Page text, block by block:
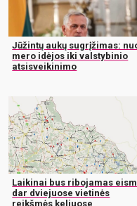
Jūžintų aukų sugrįžimas:
mero idėjos iki valstybinio
atsisveikinimo
Laikinai bus ribojamas
dar dviejuose vietinės
reikšmės keliuose